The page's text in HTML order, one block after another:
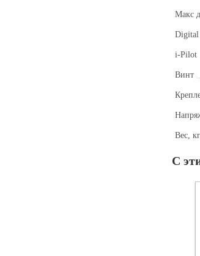
Макс
Digital
i-Pilot
Винт
Вес, кг
С